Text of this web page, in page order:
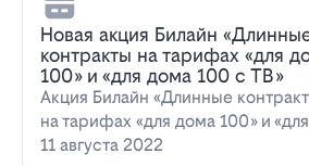
Новая акция Билайн
контракты на тарифах «для
100» и «для дома 100 с ТВ»
Акция Билайн «Длинные
на тарифах «для дома 100» и «для
дома 100 с…
11 августа 2022